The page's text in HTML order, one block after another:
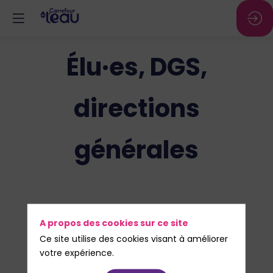
Élu·es, DGS,
directions
générales
Prenez de la hauteur sur les enjeux eau de
votre territoire, hiérarchisez vos priorités
et repartez avec des repères concrets
A propos des cookies sur ce site
Ce site utilise des cookies visant à améliorer
votre expérience.